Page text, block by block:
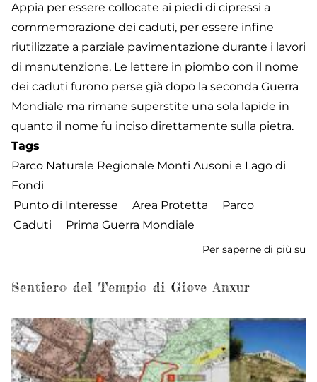
Appia per essere collocate ai piedi di cipressi a
commemorazione dei caduti, per essere infine
riutilizzate a parziale pavimentazione durante i lavori
di manutenzione. Le lettere in piombo con il nome
dei caduti furono perse già dopo la seconda Guerra
Mondiale ma rimane superstite una sola lapide in
quanto il nome fu inciso direttamente sulla pietra.
Tags
Parco Naturale Regionale Monti Ausoni e Lago di
Fondi
Punto di Interesse
Area Protetta
Parco
Caduti
Prima Guerra Mondiale
Per saperne di più su
Sentiero del Tempio di Giove Anxur